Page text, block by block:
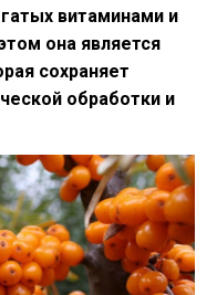
витаминами и
она является
сохраняет
обработки и